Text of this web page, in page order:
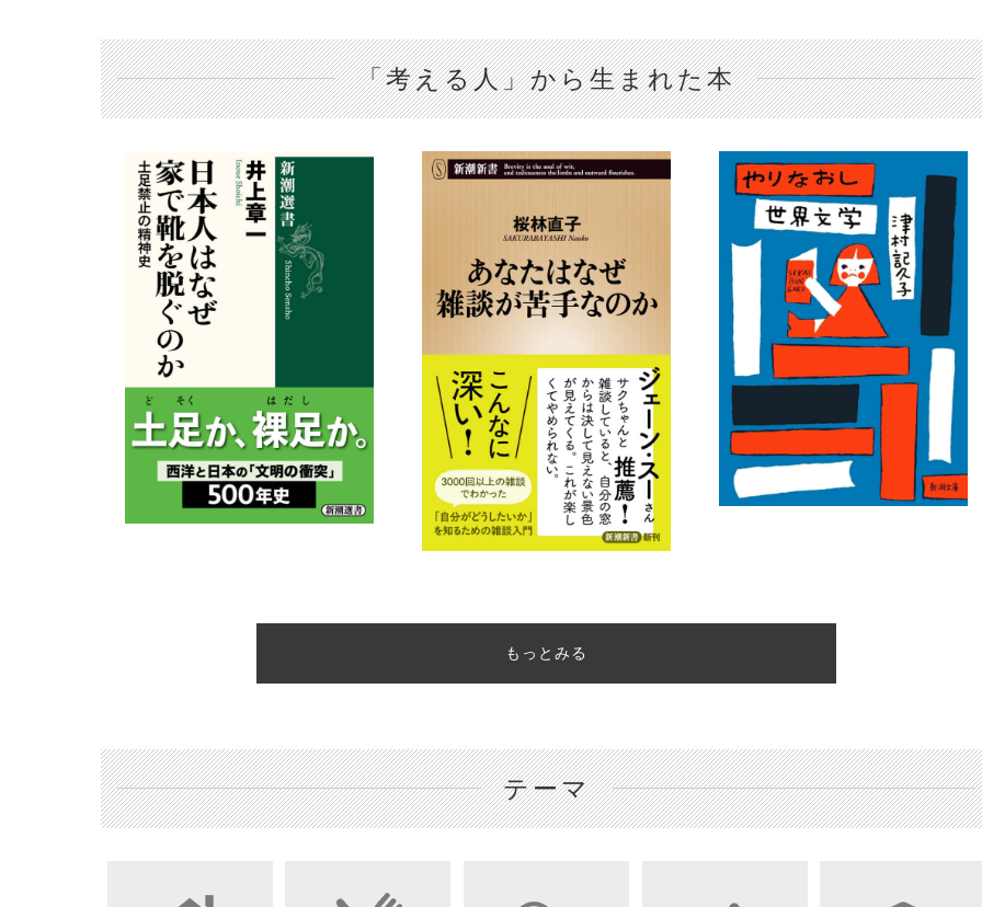
「考える人」から生まれた本
もっとみる
テーマ